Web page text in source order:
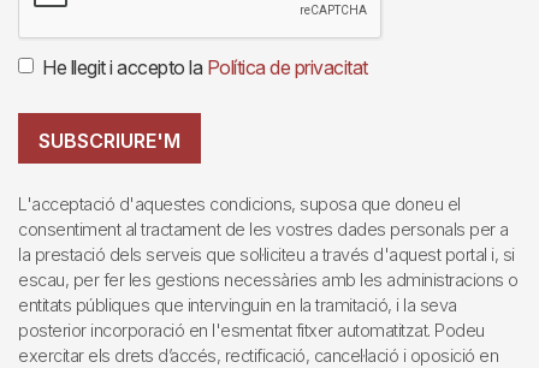
He llegit i accepto la Política de privacitat
SUBSCRIURE'M
L'acceptació d'aquestes condicions, suposa que doneu el
consentiment al tractament de les vostres dades personals per a
la prestació dels serveis que sol·liciteu a través d'aquest portal i, si
escau, per fer les gestions necessàries amb les administracions o
entitats públiques que intervinguin en la tramitació, i la seva
posterior incorporació en l'esmentat fitxer automatitzat. Podeu
exercitar els drets d’accés, rectificació, cancel·lació i oposició en